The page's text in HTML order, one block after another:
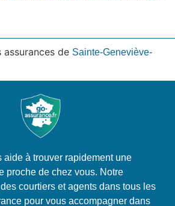
assurances de Sainte-Geneviève-
aide à trouver rapidement une
proche de chez vous. Notre
courtiers et agents dans tous les
pour vous accompagner dans